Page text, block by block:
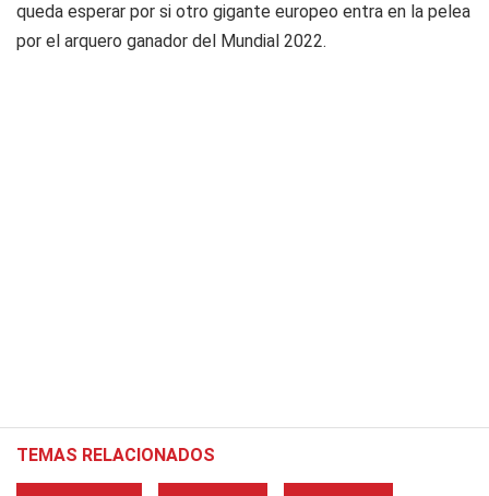
queda esperar por si otro gigante europeo entra en la pelea
por el arquero ganador del Mundial 2022.
TEMAS RELACIONADOS